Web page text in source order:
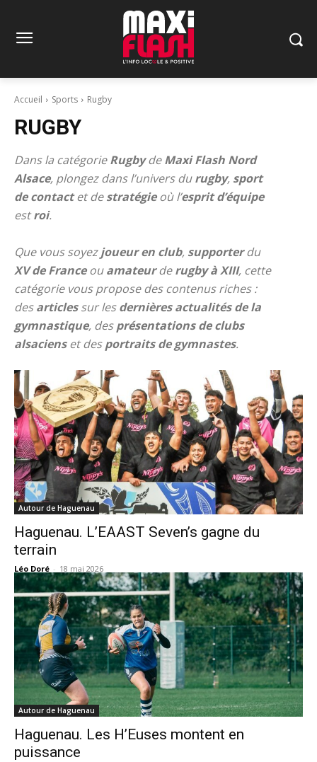
Accueil Sports Rugby
RUGBY
Dans la catégorieRugbydeMaxi Flash Nord
Alsace, plongez dans l’univers durugby, sport
de contactet destratégieoù l’esprit d’équipe
estroi.
Que vous soyezjoueur en club, supporterdu
XV de Franceouamateurderugby à XIII, cette
catégorie vous propose des contenus riches :
desarticlessur lesdernières actualités de la
gymnastique, desprésentations de clubs
alsacienset desportraits de gymnastes.
Autour de Haguenau
Haguenau. L’EAAST Seven’s gagne du
terrain
Léo Doré - 18 mai 2026
Autour de Haguenau
Haguenau. Les H’Euses montent en
puissance